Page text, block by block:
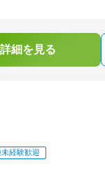
細を見る
経験歓迎